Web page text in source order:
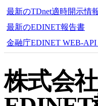
最新のTDnet適時開示情
最新のEDINET報告書
金融庁EDINET WEB-API
株式会